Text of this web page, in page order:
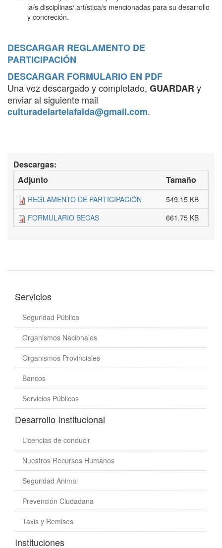
la/s disciplinas/ artística/s mencionadas para su desarrollo
y concreción.
DESCARGAR REGLAMENTO DE
PARTICIPACIÓN
DESCARGAR FORMULARIO EN PDF
Una vez descargado y completado, GUARDAR y
enviar al siguiente mail
culturadelartelafalda@gmail.com.
Descargas:
Adjunto
Tamaño
REGLAMENTO DE PARTICIPACIÓN
549.15 KB
FORMULARIO BECAS
661.75 KB
Servicios
Seguridad Pública
Organismos Nacionales
Organismos Provinciales
Bancos
Servicios Públicos
Desarrollo Institucional
Licencias de conducir
Nuestros Recursos Humanos
Seguridad Animal
Prevención Ciudadana
Taxis y Remises
Instituciones